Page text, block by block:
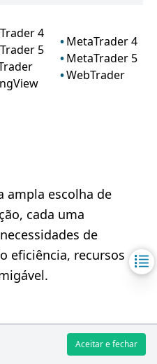
4
5
MetaTrader 4
MetaTrader 5
WebTrader
ampla escolha de
cada uma
de
eficiência, recursos
plataformas,Aceitar e fechar